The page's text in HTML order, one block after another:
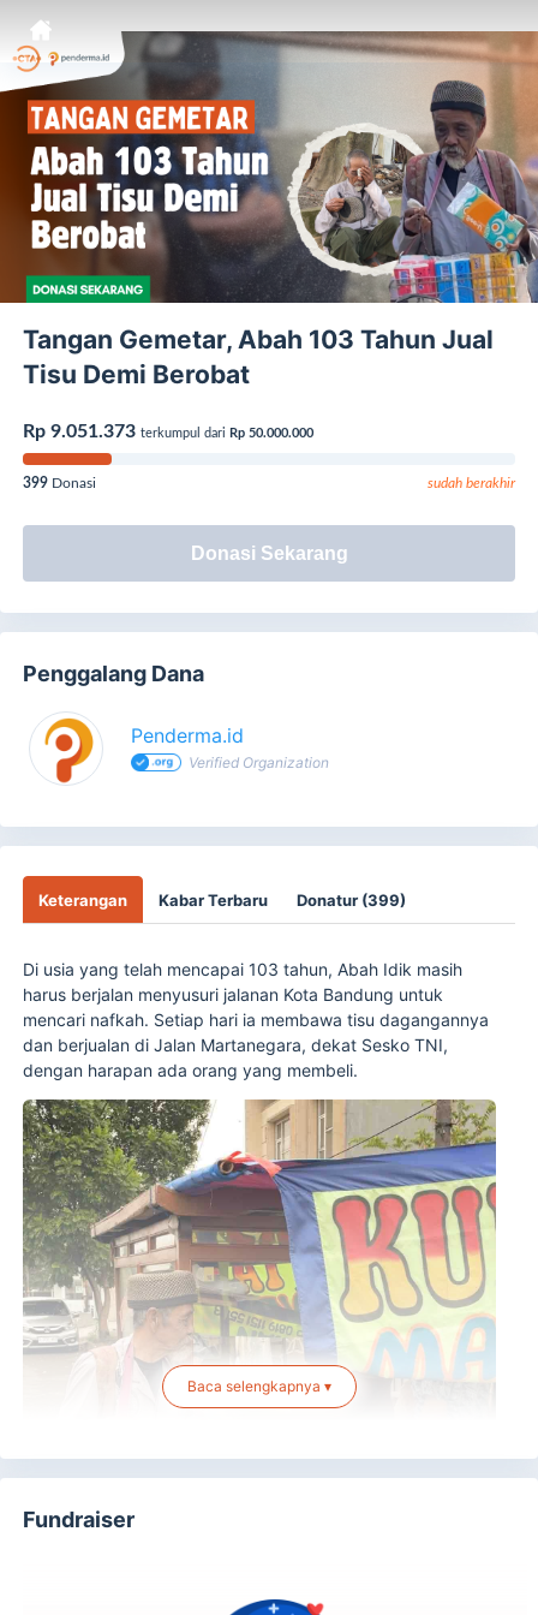
Tangan Gemetar, Abah 103 Tahun Jual
Tisu Demi Berobat
Rp 9.051.373 terkumpul dari Rp 50.000.000
399 Donasi sudah berakhir
Donasi Sekarang
Penggalang Dana
Penderma.id
Verified Organization
Keterangan Kabar Terbaru Donatur (399)
Di usia yang telah mencapai 103 tahun, Abah Idik masih
harus berjalan menyusuri jalanan Kota Bandung untuk
mencari nafkah. Setiap hari ia membawa tisu dagangannya
dan berjualan di Jalan Martanegara, dekat Sesko TNI,
dengan harapan ada orang yang membeli.
Baca selengkapnya ▾
Fundraiser